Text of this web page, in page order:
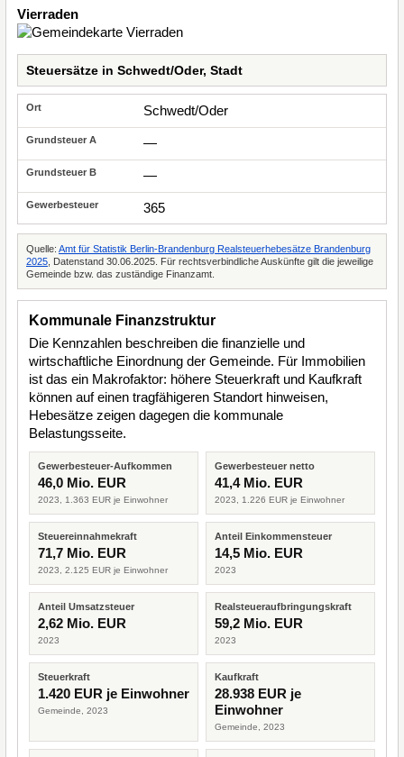
Vierraden
Steuersätze in Schwedt/Oder, Stadt
Schwedt/Oder
—
—
365
Quelle: Amt für Statistik Berlin-Brandenburg Realsteuerhebesätze Brandenburg
2025 , Datenstand 30.06.2025. Für rechtsverbindliche Auskünfte gilt die jeweilige
Gemeinde bzw. das zuständige Finanzamt.
Kommunale Finanzstruktur
Die Kennzahlen beschreiben die finanzielle und
wirtschaftliche Einordnung der Gemeinde. Für Immobilien
ist das ein Makrofaktor: höhere Steuerkraft und Kaufkraft
können auf einen tragfähigeren Standort hinweisen,
Hebesätze zeigen dagegen die kommunale
Belastungsseite.
Gewerbesteuer-Aufkommen
46,0 Mio. EUR
2023, 1.363 EUR je Einwohner
Gewerbesteuer netto
41,4 Mio. EUR
2023, 1.226 EUR je Einwohner
Steuereinnahmekraft
71,7 Mio. EUR
2023, 2.125 EUR je Einwohner
Anteil Einkommensteuer
14,5 Mio. EUR
2023
Anteil Umsatzsteuer
2,62 Mio. EUR
2023
Realsteueraufbringungskraft
59,2 Mio. EUR
2023
Steuerkraft
1.420 EUR je Einwohner
Gemeinde, 2023
Kaufkraft
28.938 EUR je
Einwohner
Gemeinde, 2023